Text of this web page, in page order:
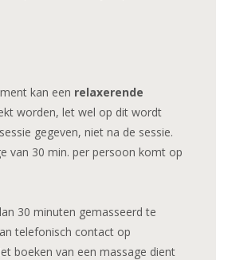
kan een relaxerende
worden, let wel op dit wordt
gegeven, niet na de sessie.
van 30 min. per persoon komt op
30 minuten gemasseerd te
telefonisch contact op
boeken van een massage dient